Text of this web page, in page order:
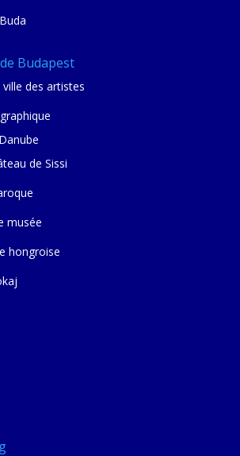
Budapest
des artistes
de Sissi
musée
hongroise